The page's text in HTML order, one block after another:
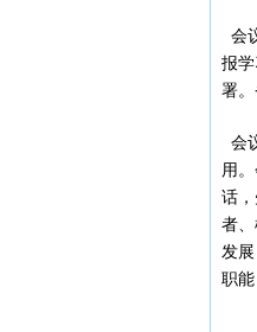
会
报
署
会
用
话
者
发
职